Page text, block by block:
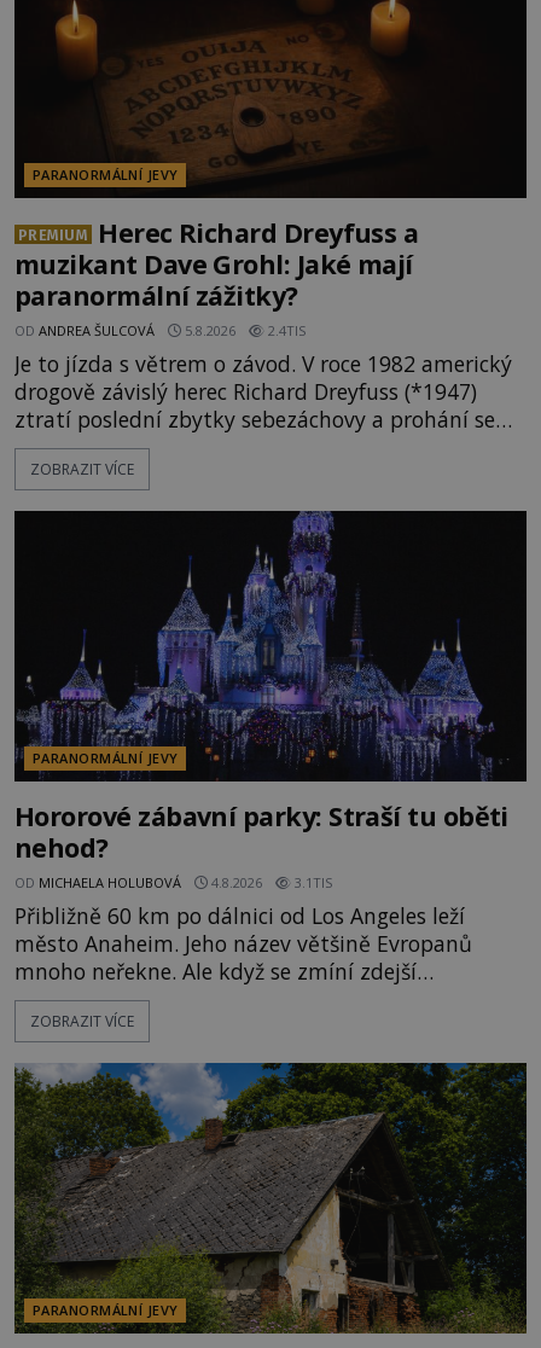
PARANORMÁLNÍ JEVY
PREMIUM
Herec Richard Dreyfuss a
muzikant Dave Grohl: Jaké mají
paranormální zážitky?
OD ANDREA ŠULCOVÁ 5.8.2026 2.4TIS
Je to jízda s větrem o závod. V roce 1982 americký
drogově závislý herec Richard Dreyfuss (*1947)
ztratí poslední zbytky sebezáchovy a prohání se
po silnicích ve svém mercedesu jako utržený ze
řetězu. Vše vyvrcholí katastrofou, když to Dreyfuss
následně nalezne schovaný kokain. Tímto
momentem se slavnému
ZOBRAZIT VÍCE
PARANORMÁLNÍ JEVY
Hororové zábavní parky: Straší tu oběti
nehod?
OD MICHAELA HOLUBOVÁ 4.8.2026 3.1TIS
Přibližně 60 km po dálnici od Los Angeles leží
město Anaheim. Jeho název většině Evropanů
mnoho neřekne. Ale když se zmíní zdejší
Disneyland, je hned jasno. Zábavní park vyroste na
poklidném místě bývalého sadu pomerančovníků.
kolem 17 000 000 zábavychtivých lidí ročně. A ač je
velká snaha to utajit, někteří z
ZOBRAZIT VÍCE
PARANORMÁLNÍ JEVY